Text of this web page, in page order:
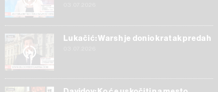
Lukačić: Warsh je donio kratak predah